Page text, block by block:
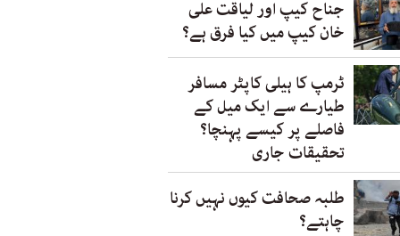
جناح کیپ اور لیاقت علی
خان کیپ میں کیا فرق ہے؟
ٹرمپ کا ہیلی کاپٹر مسافر
طیارے سے ایک میل کے
فاصلے پر کیسے پہنچا؟
تحقیقات جاری
طلبہ صحافت کیوں نہیں کرنا
چاہتے؟